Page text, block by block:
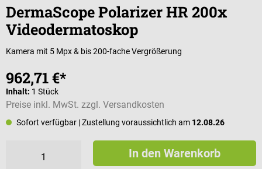
DermaScope Polarizer HR 200x
Videodermatoskop
Kamera mit 5 Mpx & bis 200-fache Vergrößerung
962,71 €*
Inhalt: 1 Stück
Preise inkl. MwSt. zzgl. Versandkosten
Sofort verfügbar | Zustellung voraussichtlich am 12.08.26
In den Warenkorb